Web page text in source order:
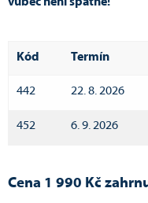
Kód Termín
442 22. 8. 2026
452 6. 9. 2026
Cena 1 990 Kč